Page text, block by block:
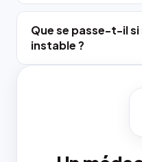
Que se passe-t-il
instable ?